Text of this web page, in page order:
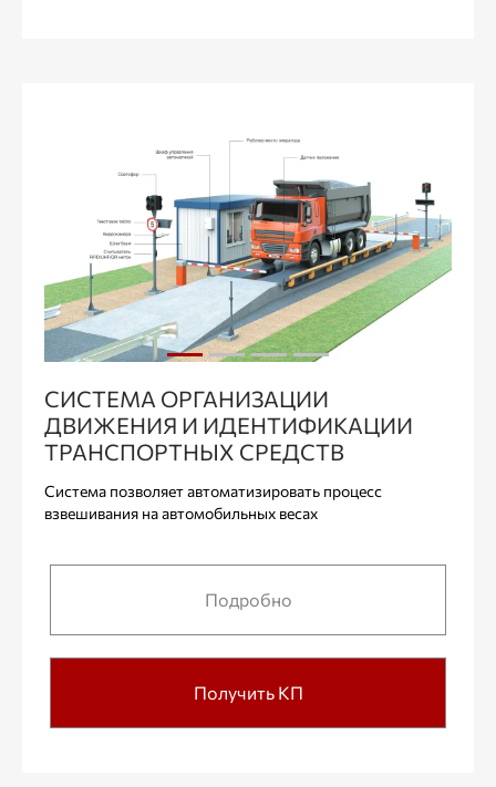
СИСТЕМА ОРГАНИЗАЦИИ
ДВИЖЕНИЯ И ИДЕНТИФИКАЦИИ
ТРАНСПОРТНЫХ СРЕДСТВ
Система позволяет автоматизировать процесс
взвешивания на автомобильных весах
Подробно
Получить КП